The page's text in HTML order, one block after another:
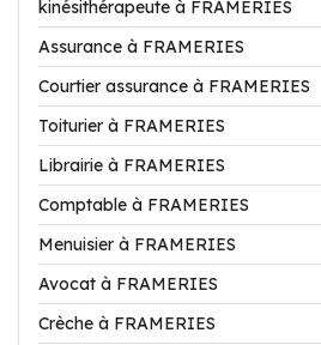
kinésithérapeute à FRAMERIES
Assurance à FRAMERIES
Courtier assurance à FRAMERIES
Toiturier à FRAMERIES
Librairie à FRAMERIES
Comptable à FRAMERIES
Menuisier à FRAMERIES
Avocat à FRAMERIES
Crèche à FRAMERIES